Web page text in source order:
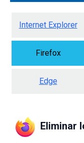
Internet Explorer
Firefox
Edge
Eliminar